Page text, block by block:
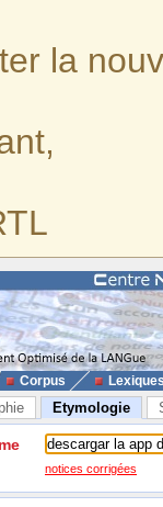
la
Corpus
Etymologie
notices corrigées